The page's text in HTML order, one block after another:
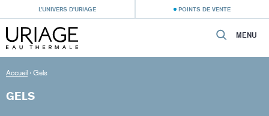
L’UNIVERS D’URIAGE POINTS DE VENTE
MENU
Accueil › Gels
GELS